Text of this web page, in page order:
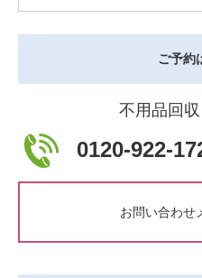
ご予約
不用品回
0120-922-
お問い合わせ